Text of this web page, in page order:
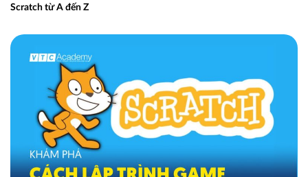
Scratch từ A đến Z